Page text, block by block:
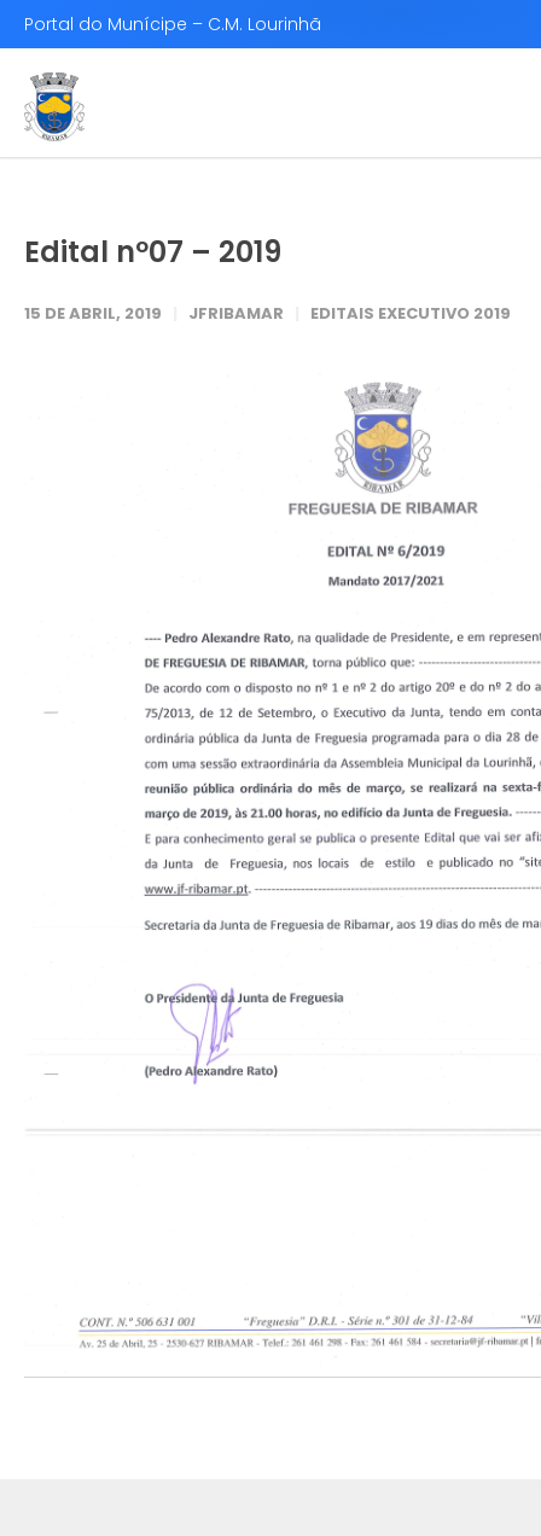
Portal do Munícipe – C.M. Lourinhã
Edital nº07 – 2019
15 DE ABRIL, 2019 JFRIBAMAR EDITAIS EXECUTIVO 2019